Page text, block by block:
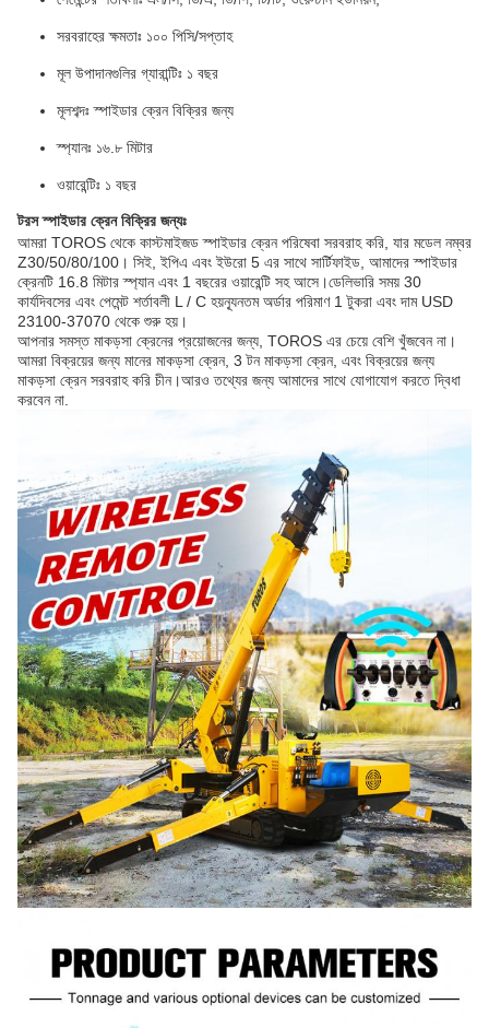
সরবরাহের ক্ষমতাঃ ১০০ পিসি/সপ্তাহ
মূল উপাদানগুলির গ্যারান্টিঃ ১ বছর
মূলশব্দঃ স্পাইডার ক্রেন বিক্রির জন্য
স্প্যানঃ ১৬.৮ মিটার
ওয়ারেন্টিঃ ১ বছর
টরস স্পাইডার ক্রেন বিক্রির জন্যঃ
আমরা TOROS থেকে কাস্টমাইজড স্পাইডার ক্রেন পরিষেবা সরবরাহ করি, যার মডেল নম্বর
Z30/50/80/100। সিই, ইপিএ এবং ইউরো 5 এর সাথে সার্টিফাইড, আমাদের স্পাইডার
ক্রেনটি 16.8 মিটার স্প্যান এবং 1 বছরের ওয়ারেন্টি সহ আসে।ডেলিভারি সময় 30
কার্যদিবসের এবং পেমেন্ট শর্তাবলী L / C হয়ন্যূনতম অর্ডার পরিমাণ 1 টুকরা এবং দাম USD
23100-37070 থেকে শুরু হয়।
আপনার সমস্ত মাকড়সা ক্রেনের প্রয়োজনের জন্য, TOROS এর চেয়ে বেশি খুঁজবেন না।
আমরা বিক্রয়ের জন্য মানের মাকড়সা ক্রেন, 3 টন মাকড়সা ক্রেন, এবং বিক্রয়ের জন্য
মাকড়সা ক্রেন সরবরাহ করি চীন।আরও তথ্যের জন্য আমাদের সাথে যোগাযোগ করতে দ্বিধা
করবেন না.